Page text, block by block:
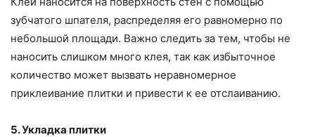
зубчатого шпателя, распределяя его равномерно по
небольшой площади. Важно следить за тем, чтобы не
наносить слишком много клея, так как избыточное
количество может вызвать неравномерное
приклеивание плитки и привести к ее отслаиванию.
5. Укладка плитки